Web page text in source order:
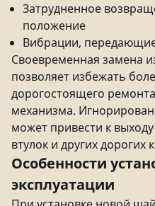
Затрудненное
положение
Вибрации,
Своевременная замена
позволяет избежать
дорогостоящего
механизма.
может привести к
втулок и других
Особенности
эксплуатации